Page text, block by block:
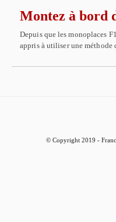
Montez à bord
Depuis que les monoplaces
appris à utiliser une
© Copyright 2019 -